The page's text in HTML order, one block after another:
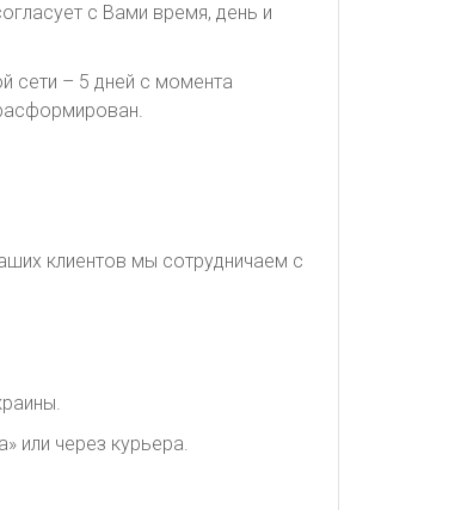
с Вами время, день и
сети – 5 дней с момента
клиентов мы сотрудничаем с
или через курьера.